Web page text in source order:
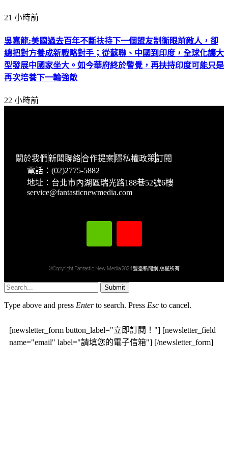
21 小時前
吳嘉龍:美國過去百年不斷扶持下一個盟友制衡眼前敵人，卻
總把對方養成新戰略對手；從蘇聯、中國到印度，全球化讓大
型發展中國家坐大。如今華府終於警覺，再扶持印度可能只是
再次培養下一輪強敵
22 小時前
關於我們新聞聯絡合作提案隱私權政策訂閱
電話：(02)2775-5882
地址：台北市內湖區瑞光路188巷52號6樓
service@fantasticnewmedia.com
©Copyright Fantastic New Media 2024 豐臺新聞網 版權所有
Submit
Type above and press Enterto search. Press Esc to cancel.
[newsletter_form button_label="立即訂閱！"] [newsletter_field
name="email" label="請填您的電子信箱"] [/newsletter_form]